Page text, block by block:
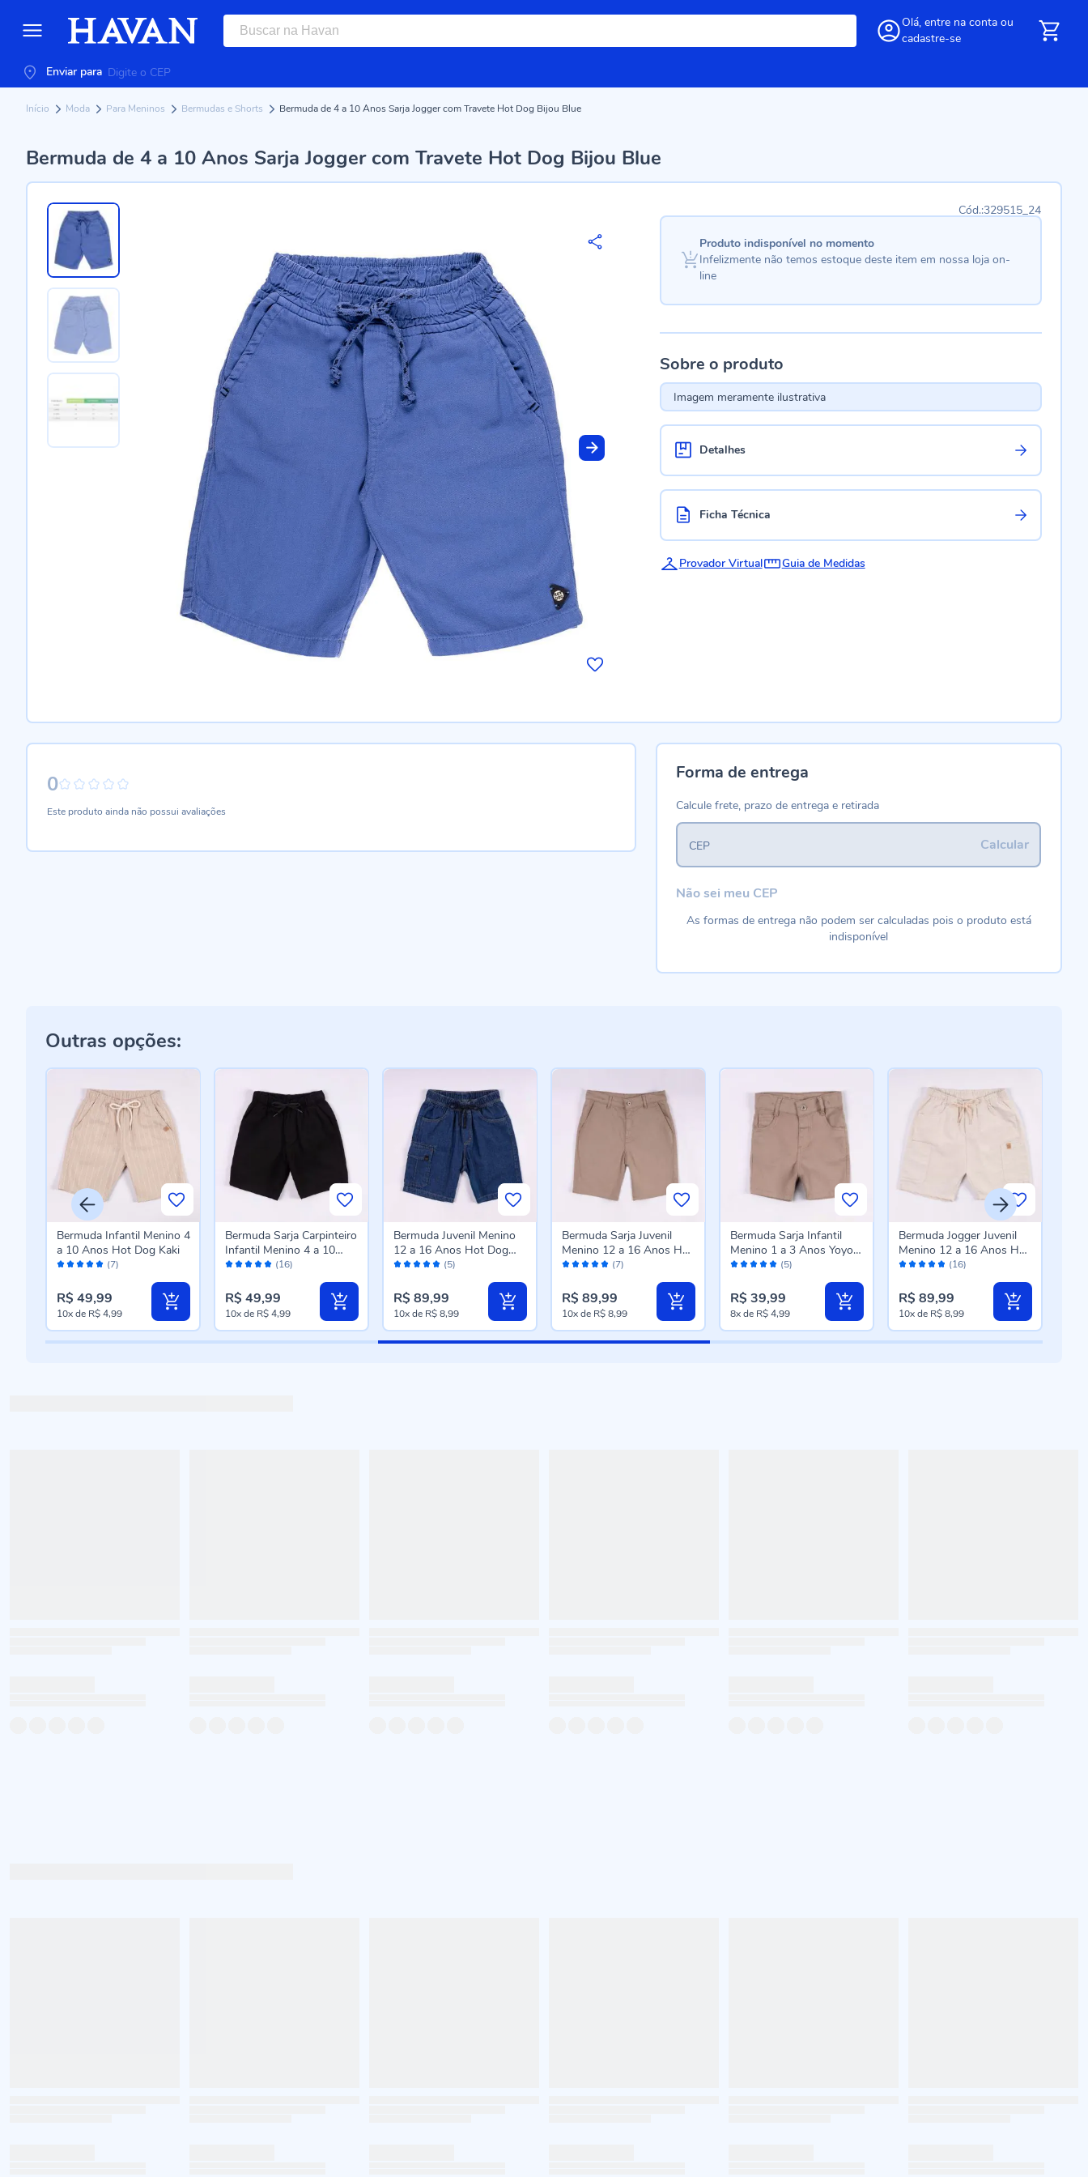
Olá, entre na conta ou
cadastre-se
Enviar para
Início Moda Para Meninos Bermudas e Shorts Bermuda de 4 a 10 Anos Sarja Jogger com Travete Hot Dog Bijou Blue
Bermuda de 4 a 10 Anos Sarja Jogger com Travete Hot Dog Bijou Blue
329515_24
Produto indisponível no momento
Infelizmente não temos estoque deste item em nossa loja on-
line
Sobre o produto
Imagem meramente ilustrativa
Detalhes
Ficha Técnica
Provador Virtual Guia de Medidas
0
Este produto ainda não possui avaliações
Forma de entrega
Calcule frete, prazo de entrega e retirada
Calcular
CEP
Não sei meu CEP
As formas de entrega não podem ser calculadas pois o produto está
indisponível
Outras opções:
Avaliação: (7)
Bermuda Infantil Menino 4
a 10 Anos Hot Dog Kaki
R$ 49,99
10xde R$ 4,99
Avaliação: (16)
Bermuda Sarja Carpinteiro
Infantil Menino 4 a 10
Anos Hot Dog Preto
R$ 49,99
10xde R$ 4,99
Avaliação: (5)
Bermuda Juvenil Menino
12 a 16 Anos Hot Dog
Jeans
R$ 89,99
10xde R$ 8,99
Avaliação: (7)
Bermuda Sarja Juvenil
Menino 12 a 16 Anos Hot
Dog Bege
R$ 89,99
10xde R$ 8,99
Avaliação: (5)
Bermuda Sarja Infantil
Menino 1 a 3 Anos Yoyo
Kids Bege
R$ 39,99
8xde R$ 4,99
Avaliação: (16)
Bermuda Jogger Juvenil
Menino 12 a 16 Anos Hot
Dog Kaki
R$ 89,99
10xde R$ 8,99